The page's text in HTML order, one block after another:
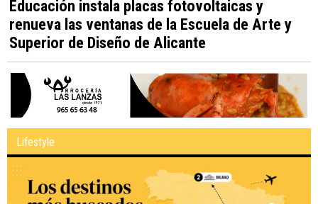
Educación instala placas fotovoltaicas y
renueva las ventanas de la Escuela de Arte y
Superior de Diseño de Alicante
Lifestyle